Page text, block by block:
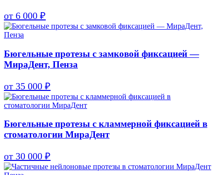
от 6 000 ₽
Бюгельные протезы с замковой фиксацией —
МираДент, Пенза
от 35 000 ₽
Бюгельные протезы с кламмерной фиксацией в
стоматологии МираДент
от 30 000 ₽